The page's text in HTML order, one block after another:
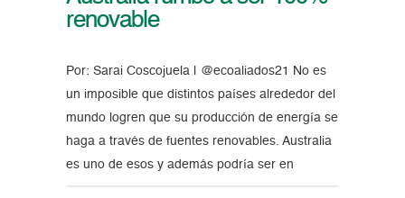
renovable
Por: Sarai Coscojuela | @ecoaliados21 No es
un imposible que distintos países alrededor del
mundo logren que su producción de energía se
haga a través de fuentes renovables. Australia
es uno de esos y además podría ser en